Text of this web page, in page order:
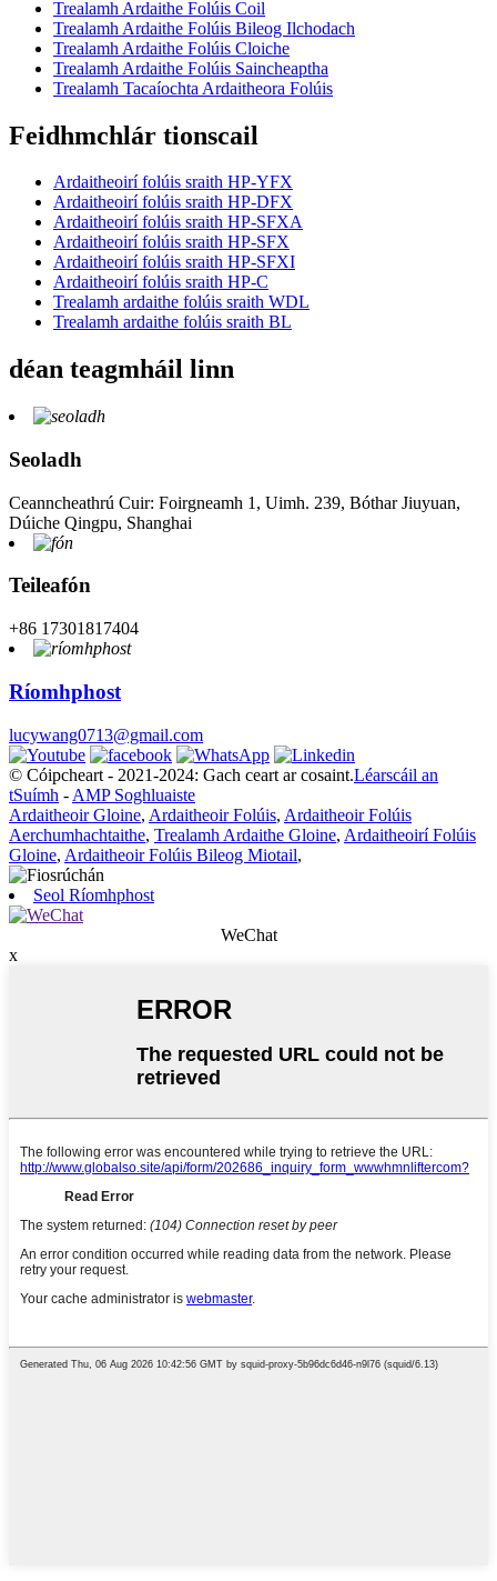
Trealamh Ardaithe Folúis Coil
Trealamh Ardaithe Folúis Bileog Ilchodach
Trealamh Ardaithe Folúis Cloiche
Trealamh Ardaithe Folúis Saincheaptha
Trealamh Tacaíochta Ardaitheora Folúis
Feidhmchlár tionscail
Ardaitheoirí folúis sraith HP-YFX
Ardaitheoirí folúis sraith HP-DFX
Ardaitheoirí folúis sraith HP-SFXA
Ardaitheoirí folúis sraith HP-SFX
Ardaitheoirí folúis sraith HP-SFXI
Ardaitheoirí folúis sraith HP-C
Trealamh ardaithe folúis sraith WDL
Trealamh ardaithe folúis sraith BL
déan teagmháil linn
Seoladh
Ceanncheathrú Cuir: Foirgneamh 1, Uimh. 239, Bóthar Jiuyuan,
Dúiche Qingpu, Shanghai
Teileafón
+86 17301817404
Ríomhphost
lucywang0713@gmail.com
© Cóipcheart - 2021-2024: Gach ceart ar cosaint.Léarscáil an
tSuímh - AMP Soghluaiste
Ardaitheoir Gloine, Ardaitheoir Folúis, Ardaitheoir Folúis
Aerchumhachtaithe, Trealamh Ardaithe Gloine, Ardaitheoirí Folúis
Gloine, Ardaitheoir Folúis Bileog Miotail,
Seol Ríomhphost
WeChat
x